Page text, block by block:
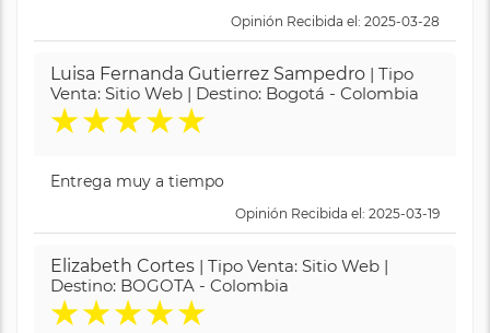
Opinión Recibida el: 2025-03-28
Luisa Fernanda Gutierrez Sampedro | Tipo
Venta: Sitio Web | Destino: Bogotá - Colombia
★★★★★
Entrega muy a tiempo
Opinión Recibida el: 2025-03-19
Elizabeth Cortes | Tipo Venta: Sitio Web |
Destino: BOGOTA - Colombia
★★★★★